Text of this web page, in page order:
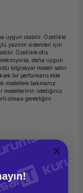
uygun olabilir. Özellikle
yazılım sistemleri için
Özellikle ofis
daha uygun
bilgisayar modeli satın
bir performans elde
modellere bakmanız
modellerinin istediğiniz
olması gerektiğini
ve modeline göre
belirleyen en önemli
diğer unsur ise, döviz